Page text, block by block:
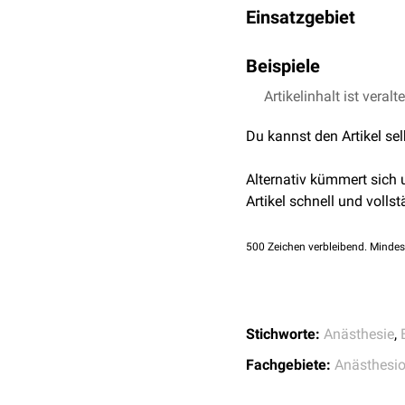
Einsatzgebiet
operativen Eingriffs
Sympathikolyse).
Beispiele
Beispiele für
Epiduralanästhesie
Leitungsanästhesie
Plexusanästhesien
Interskalenäre
Lokalanästhesien der
Proximaler
Artikelinhalt ist
Du kannst den Artikel
Alternativ kümmert sich
Artikel schnell und
500 Zeichen verbleibend.
Stichworte: Anästhesie,
Fachgebiete: